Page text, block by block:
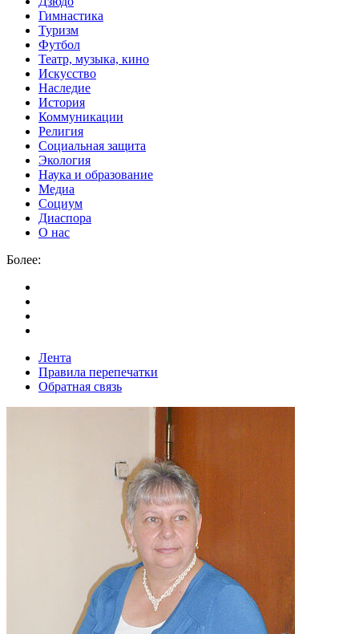
Гимнастика
Туризм
Футбол
Театр, музыка, кино
Искусство
Наследие
История
Коммуникации
Религия
Социальная защита
Экология
Наука и образование
Медиа
Социум
Диаспора
О нас
Более:
Лента
Правила перепечатки
Обратная связь